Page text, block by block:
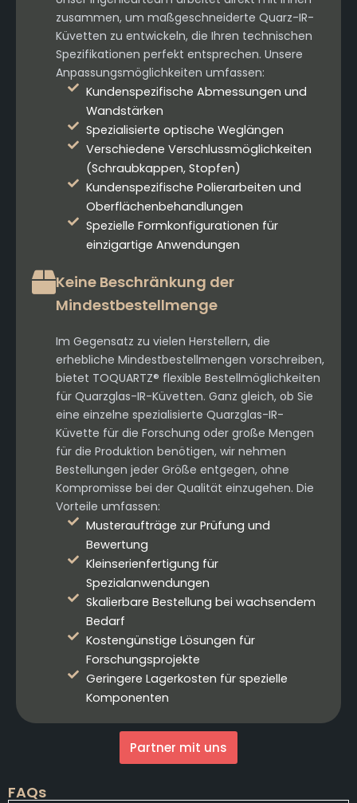
zusammen, um maßgeschneiderte Quarz-IR-
Küvetten zu entwickeln, die Ihren technischen
Spezifikationen perfekt entsprechen. Unsere
Anpassungsmöglichkeiten umfassen:
Kundenspezifische Abmessungen und
Wandstärken
Spezialisierte optische Weglängen
Verschiedene Verschlussmöglichkeiten
(Schraubkappen, Stopfen)
Kundenspezifische Polierarbeiten und
Oberflächenbehandlungen
Spezielle Formkonfigurationen für
einzigartige Anwendungen
Keine Beschränkung der
Mindestbestellmenge
Im Gegensatz zu vielen Herstellern, die
erhebliche Mindestbestellmengen vorschreiben,
bietet TOQUARTZ® flexible Bestellmöglichkeiten
für Quarzglas-IR-Küvetten. Ganz gleich, ob Sie
eine einzelne spezialisierte Quarzglas-IR-
Küvette für die Forschung oder große Mengen
für die Produktion benötigen, wir nehmen
Bestellungen jeder Größe entgegen, ohne
Kompromisse bei der Qualität einzugehen. Die
Vorteile umfassen:
Musteraufträge zur Prüfung und
Bewertung
Kleinserienfertigung für
Spezialanwendungen
Skalierbare Bestellung bei wachsendem
Bedarf
Kostengünstige Lösungen für
Forschungsprojekte
Geringere Lagerkosten für spezielle
Komponenten
Partner mit uns
FAQs